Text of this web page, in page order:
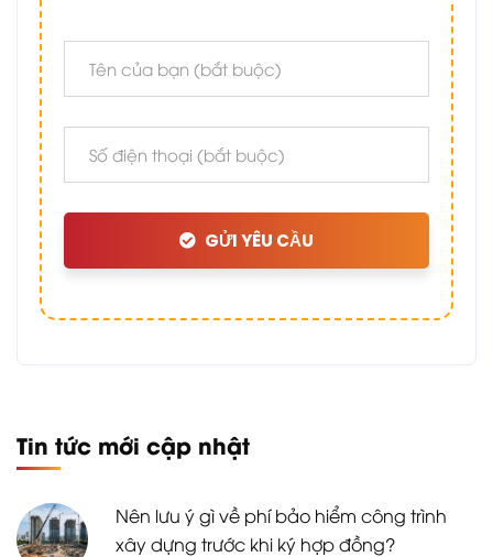
GỬI YÊU CẦU
Tin tức mới cập nhật
Nên lưu ý gì về phí bảo hiểm công trình
xây dựng trước khi ký hợp đồng?